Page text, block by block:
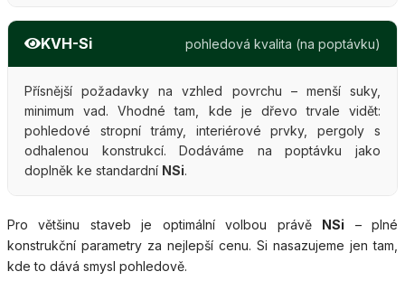
KVH-Si pohledová kvalita (na poptávku)
Přísnější požadavky na vzhled povrchu – menší suky,
minimum vad. Vhodné tam, kde je dřevo trvale vidět:
pohledové stropní trámy, interiérové prvky, pergoly s
odhalenou konstrukcí. Dodáváme na poptávku jako
doplněk ke standardní NSi.
Pro většinu staveb je optimální volbou právě NSi – plné
konstrukční parametry za nejlepší cenu. Si nasazujeme jen tam,
kde to dává smysl pohledově.